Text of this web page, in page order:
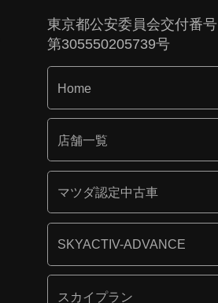
東京都公安委員会交付番号
第305550205739号
Home
店舗一覧
マツダ認定中古車
SKYACTIV-ADVANCE
スカイプラン